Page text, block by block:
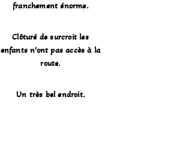
franchement énorme.
Clôturé de surcroit les
enfants n’ont pas accès à la
route.
Un très bel endroit.